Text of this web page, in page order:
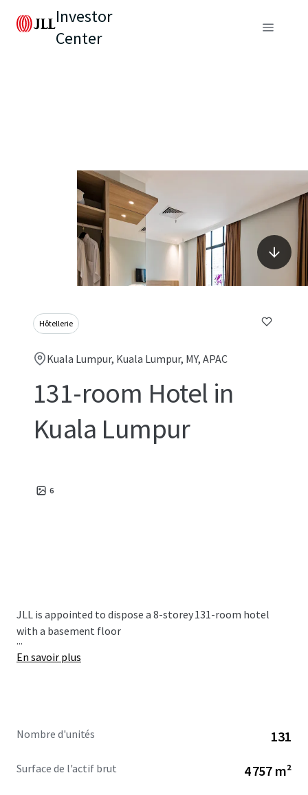
Investor
Center
Hôtellerie
Kuala Lumpur, Kuala Lumpur, MY, APAC
131-room Hotel in
Kuala Lumpur
6
JLL is appointed to dispose a 8-storey 131-room hotel
with a basement floor
...
En savoir plus
Nombre d'unités 131
Surface de l'actif brut 4 757 m²